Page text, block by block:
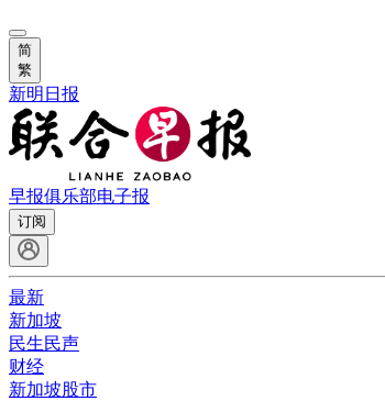
简
繁
新明日报
早报俱乐部电子报
订阅
最新
新加坡
民生民声
财经
新加坡股市